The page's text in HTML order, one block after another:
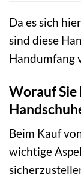
Da es sich
sind diese
Handumfang
Worauf Sie
Beim Kauf
wichtige